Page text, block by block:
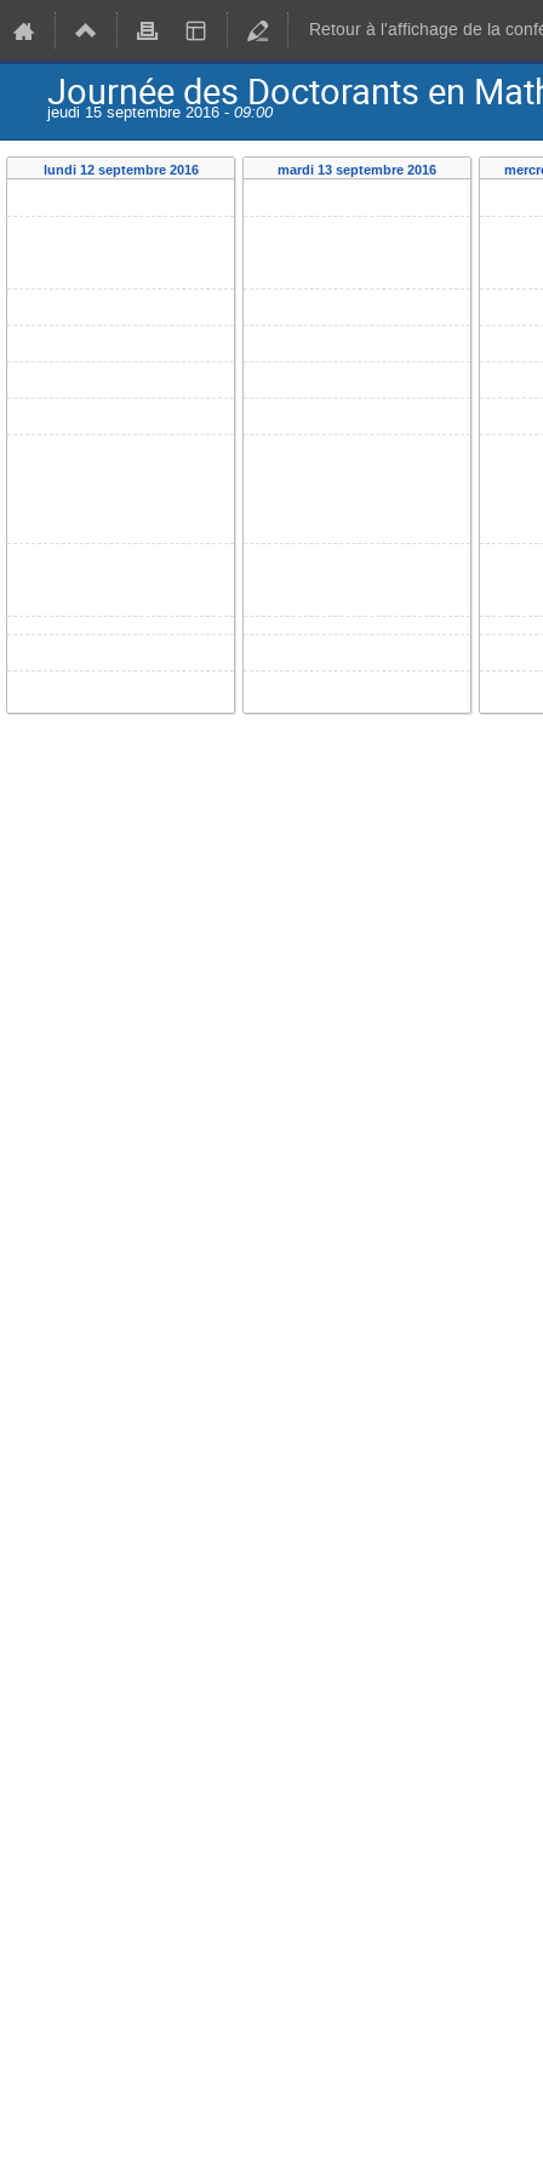
Retour à l'affichage de la
Journée des Doctorants en
jeudi 15 septembre 2016 - 09:00
lundi 12 septembre 2016 mardi 13 septembre 2016